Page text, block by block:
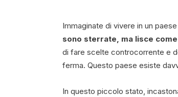
Immaginate di vivere in un
sono sterrate, ma lisce
di fare scelte controcorrente e
ferma. Questo paese esiste
In questo piccolo stato,